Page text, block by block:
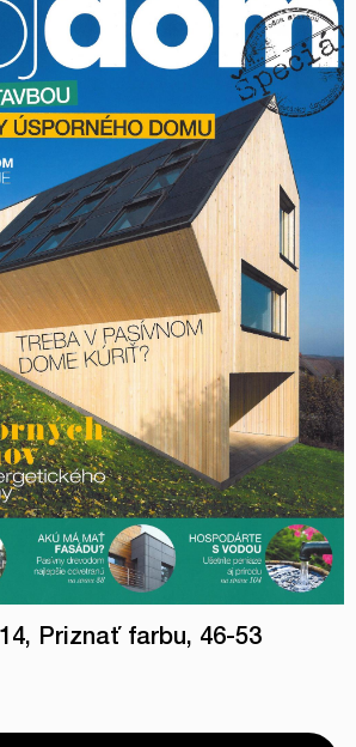
Priznať farbu, 46-53